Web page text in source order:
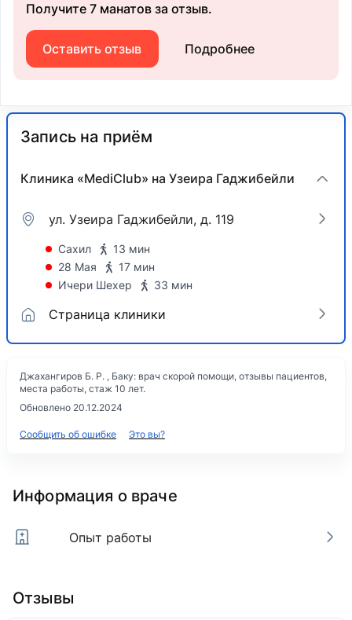
Получите 7 манатов за отзыв.
Оставить отзыв Подробнее
Запись на приём
Клиника «MediClub» на Узеира Гаджибейли
ул. Узеира Гаджибейли, д. 119
Сахил
13 мин
28 Мая
17 мин
Ичери Шехер
33 мин
Страница клиники
Джахангиров Б. Р. , Баку: врач скорой помощи, отзывы пациентов,
места работы, стаж 10 лет.
Обновлено 20.12.2024
Сообщить об ошибке Это вы?
Информация о враче
Опыт работы
Клиника «MediClub»
Отзывы